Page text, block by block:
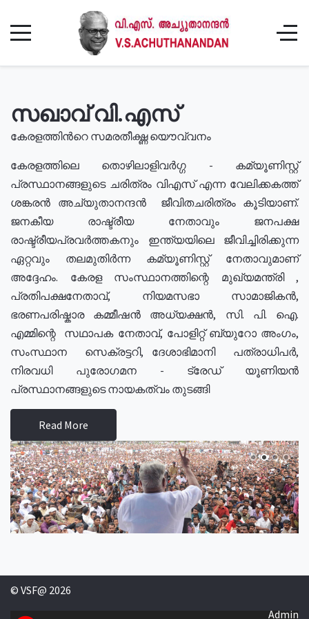
സഖാവ് വി.എസ്
കേരളത്തിൻറെ സമരതീക്ഷ്ണ യൌവ്വനം
കേരളത്തിലെ തൊഴിലാളിവർഗ്ഗ - കമ്യൂണിസ്റ്റ്
പ്രസ്ഥാനങ്ങളുടെ ചരിത്രം വിഎസ് എന്ന വേലിക്കകത്ത്
ശങ്കരൻ അച്യുതാനന്ദൻ ജീവിതചരിത്രം കൂടിയാണ്.
ജനകീയ രാഷ്ട്രീയ നേതാവും ജനപക്ഷ
രാഷ്ട്രീയപ്രവർത്തകനും ഇന്ത്യയിലെ ജീവിച്ചിരിക്കുന്ന
ഏറ്റവും തലമുതിർന്ന കമ്യൂണിസ്റ്റ് നേതാവുമാണ്
അദ്ദേഹം. കേരള സംസ്ഥാനത്തിന്റെ മുഖ്യമന്ത്രി ,
പ്രതിപക്ഷനേതാവ്, നിയമസഭാ സാമാജികൻ,
ഭരണപരിഷ്കാര കമ്മീഷൻ അധ്യക്ഷൻ, സി. പി. ഐ.
എമ്മിന്റെ സഥാപക നേതാവ്, പോളിറ്റ് ബ്യുറോ അംഗം,
സംസ്ഥാന സെക്രട്ടറി, ദേശാഭിമാനി പത്രാധിപർ,
നിരവധി പുരോഗമന - ട്രേഡ് യൂണിയൻ
പ്രസ്ഥാനങ്ങളുടെ നായകത്വം തുടങ്ങി
Read More
© VSF@ 2026
Admin